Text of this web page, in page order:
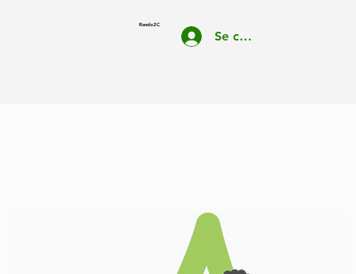
Rando2C
Se connecter